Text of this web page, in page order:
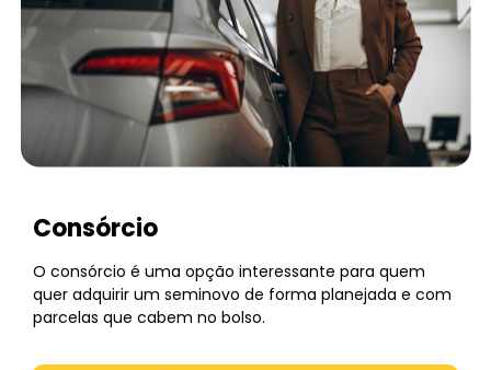
Consórcio
O consórcio é uma opção interessante para quem
quer adquirir um seminovo de forma planejada e com
parcelas que cabem no bolso.